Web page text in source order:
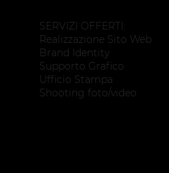
SERVIZI OFFERTI:
Realizzazione Sito Web
Brand Identity
Supporto Grafico
Ufficio Stampa
Shooting foto/video